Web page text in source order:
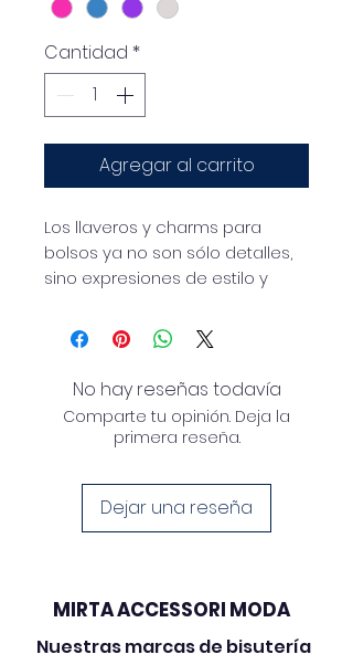
Cantidad *
Agregar al carrito
Los llaveros y charms para
bolsos ya no son sólo detalles,
sino expresiones de estilo y
Llavero con charm con cierre
de resina y metal sin níquel
Longitud 17 cm
No hay reseñas todavía
Comparte tu opinión. Deja la
primera reseña.
Dejar una reseña
MIRTA ACCESSORI MODA
Nuestras marcas de bisutería